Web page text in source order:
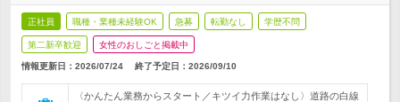
正社員 職種・業種未経験OK 急募 転勤なし 学歴不問
第二新卒歓迎 女性のおしごと掲載中
情報更新日：2026/07/24 終了予定日： 2026/09/10
〈かんたん業務からスタート／キツイ力作業はなし〉道路の白線